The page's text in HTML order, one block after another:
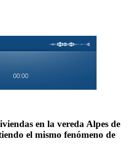
en la vereda Alpes de
el mismo fenómeno de